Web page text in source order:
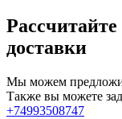
доставки
Мы можем
Также вы можете
+74993508747